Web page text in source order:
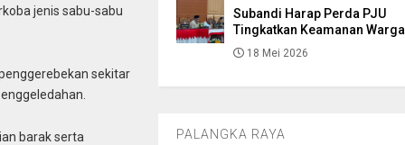
jenis sabu-sabu
sekitar
barak serta
Subandi Harap Perda PJU
Tingkatkan Keamanan Warga
18 Mei 2026
PALANGKA RAYA